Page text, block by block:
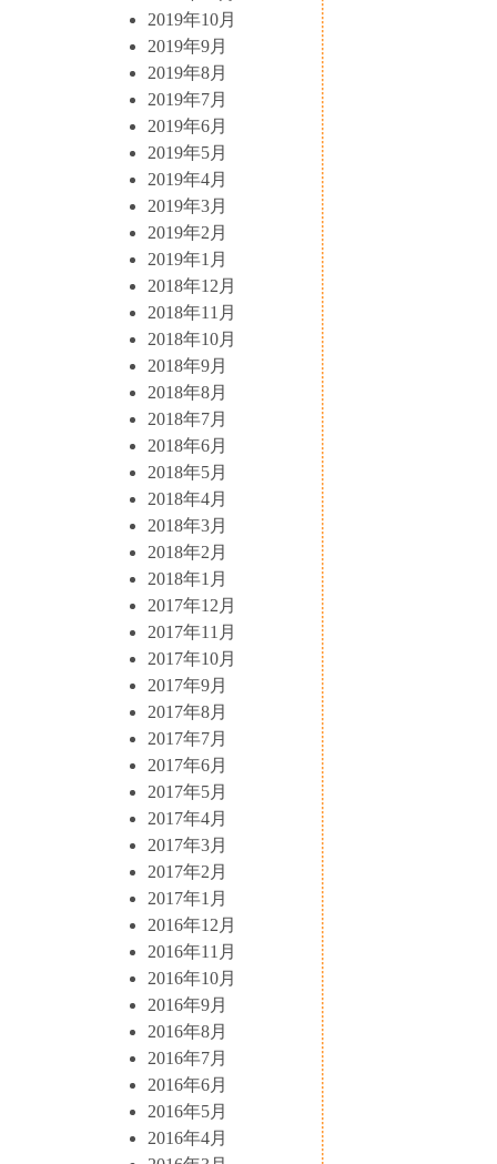
2019年10月
2019年9月
2019年8月
2019年7月
2019年6月
2019年5月
2019年4月
2019年3月
2019年2月
2019年1月
2018年12月
2018年11月
2018年10月
2018年9月
2018年8月
2018年7月
2018年6月
2018年5月
2018年4月
2018年3月
2018年2月
2018年1月
2017年12月
2017年11月
2017年10月
2017年9月
2017年8月
2017年7月
2017年6月
2017年5月
2017年4月
2017年3月
2017年2月
2017年1月
2016年12月
2016年11月
2016年10月
2016年9月
2016年8月
2016年7月
2016年6月
2016年5月
2016年4月